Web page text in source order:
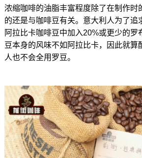
浓缩咖啡的油脂丰富程度除了在制作时
的还是与咖啡豆有关。意大利人为了追
阿拉比卡咖啡豆中加入20%或更少的罗
豆本身的风味不如阿拉比卡，因此就算
人也不会全用罗豆。